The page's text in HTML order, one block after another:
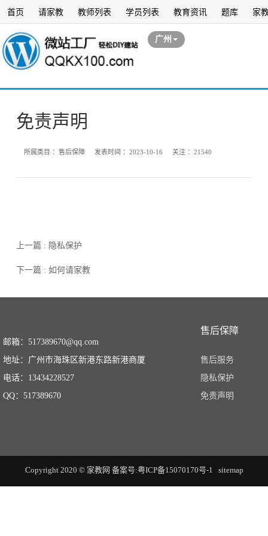
首页 请家教 教师列表 学员列表 教育资讯 题库 家
广州
免责声明
所属类目 ：售后保障 发表时间 ：2023-10-16 关注 ：21540
上一篇 : 隐私保护
下一篇 : 如何请家教
邮箱：517389670@qq.com
地址：广州市海珠区新港东路新港商厦
电话：13434228527
QQ：517389670
售后保障
售后服务
隐私保护
免责声明
Copyright 2020 © 家教网 备案号:粤ICP备15070170号-1 sitemap